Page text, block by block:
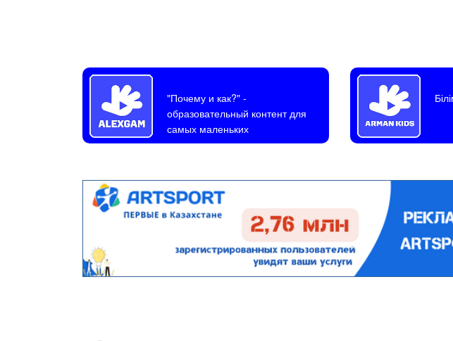
"Почему и как?"-
образовательный контент для
самых маленьких